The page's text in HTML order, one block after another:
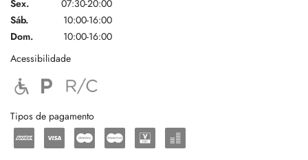
Sex.
07:30-20:00
Sáb.
10:00-16:00
Dom.
10:00-16:00
Acessibilidade
Tipos de pagamento